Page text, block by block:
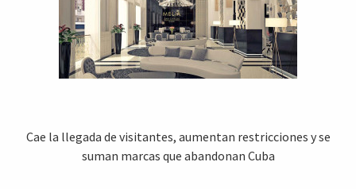
Cae la llegada de visitantes, aumentan restricciones y se
suman marcas que abandonan Cuba